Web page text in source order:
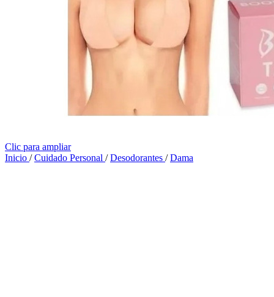
Clic para ampliar
Inicio / Cuidado Personal / Desodorantes / Dama